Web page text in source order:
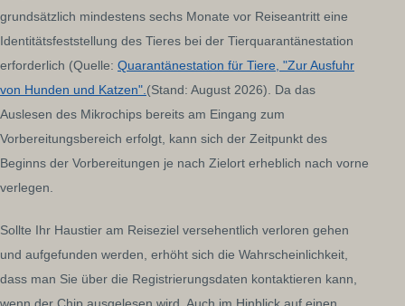
grundsätzlich mindestens sechs Monate vor Reiseantritt eine
Identitätsfeststellung des Tieres bei der Tierquarantänestation
erforderlich (Quelle: Quarantänestation für Tiere, "Zur Ausfuhr
von Hunden und Katzen". (Stand: August 2026). Da das
Auslesen des Mikrochips bereits am Eingang zum
Vorbereitungsbereich erfolgt, kann sich der Zeitpunkt des
Beginns der Vorbereitungen je nach Zielort erheblich nach vorne
verlegen.
Sollte Ihr Haustier am Reiseziel versehentlich verloren gehen
und aufgefunden werden, erhöht sich die Wahrscheinlichkeit,
dass man Sie über die Registrierungsdaten kontaktieren kann,